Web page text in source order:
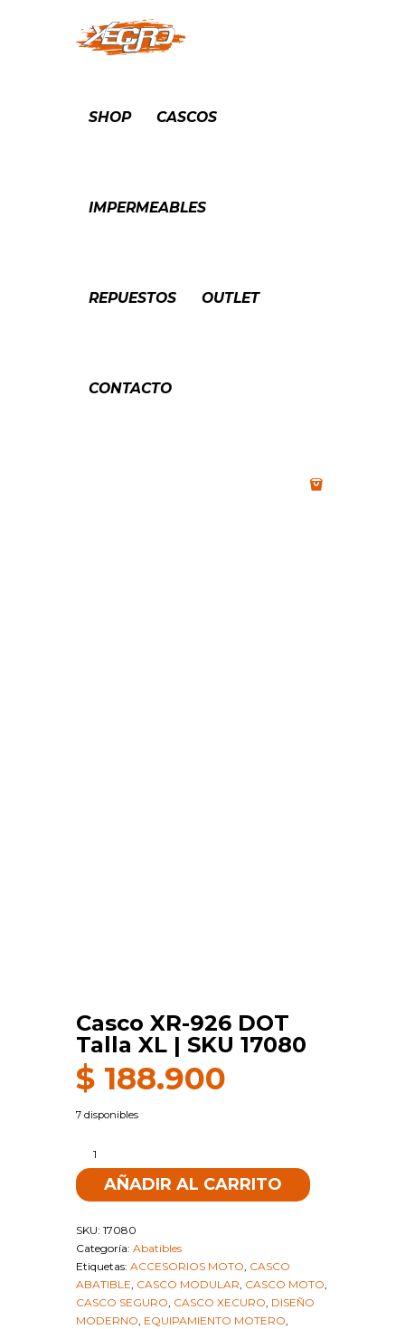
SHOP CASCOS
IMPERMEABLES
REPUESTOS OUTLET
CONTACTO
Casco XR-926 DOT
Talla XL | SKU 17080
$ 188.900
7 disponibles
926
DOT
XL
SKU
17080
cantidad
AÑADIR AL CARRITO
SKU: 17080
Categoría: Abatibles
Etiquetas: ACCESORIOS MOTO, CASCO
ABATIBLE, CASCO MODULAR, CASCO MOTO,
CASCO SEGURO, CASCO XECURO, DISEÑO
MODERNO, EQUIPAMIENTO MOTERO,